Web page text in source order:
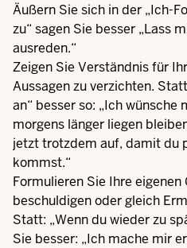
Äußern Sie sich in der „Ich-
zu“ sagen Sie besser „Lass
ausreden.“
Zeigen Sie Verständnis für
Aussagen zu verzichten.
an“ besser so: „Ich wünsche
morgens länger liegen
jetzt trotzdem auf, damit du
kommst.“
Formulieren Sie Ihre
beschuldigen oder gleich
Statt: „Wenn du wieder zu
Sie besser: „Ich mache mir